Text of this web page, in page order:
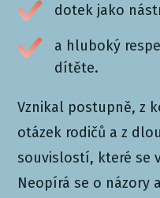
dotek jako
a hluboký
dítěte.
Vznikal postupně, z
otázek rodičů a z
souvislostí, které se
Neopírá se o názory